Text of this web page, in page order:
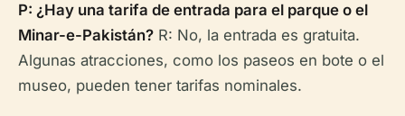
P: ¿Hay una tarifa de entrada para el parque o el
Minar-e-Pakistán? R: No, la entrada es gratuita.
Algunas atracciones, como los paseos en bote o el
museo, pueden tener tarifas nominales.